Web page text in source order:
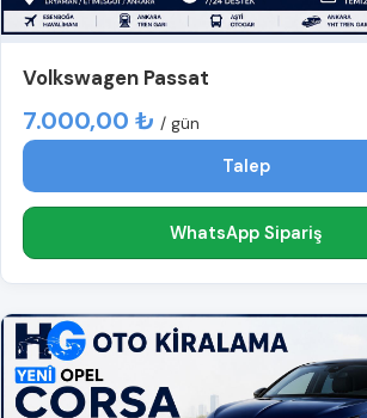
Volkswagen Passat
7.000,00 ₺ / gün
Talep
WhatsApp Sipariş